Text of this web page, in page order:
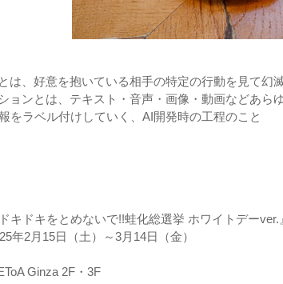
は、好意を抱いている相手の特定の行動を見て幻滅
ョンとは、テキスト・音声・画像・動画などあら
をラベル付けしていく、AI開発時の工程のこと
キドキをとめないで!!蛙化総選挙 ホワイトデーver.
年2月15日（土）～3月14日（金）
Ginza 2F・3F